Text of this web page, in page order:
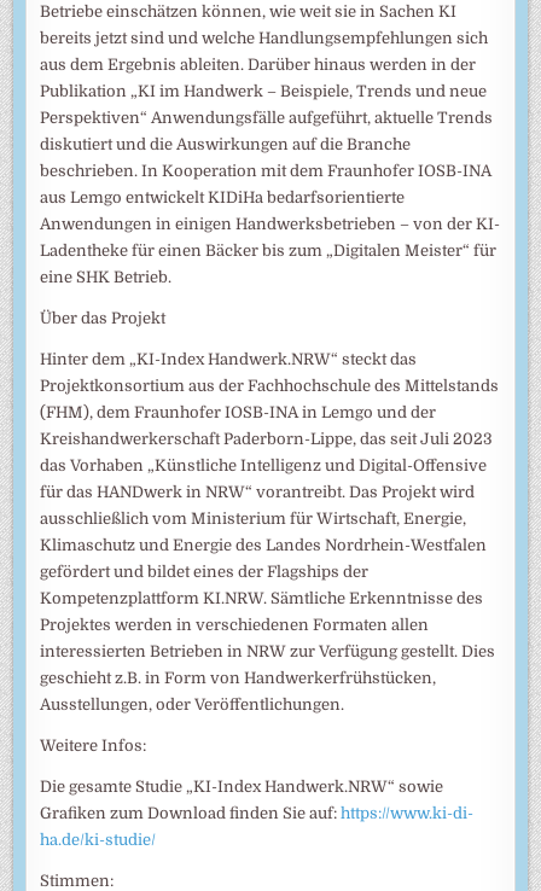
Betriebe einschätzen können, wie weit sie in Sachen KI
bereits jetzt sind und welche Handlungsempfehlungen sich
aus dem Ergebnis ableiten. Darüber hinaus werden in der
Publikation „KI im Handwerk – Beispiele, Trends und neue
Perspektiven“ Anwendungsfälle aufgeführt, aktuelle Trends
diskutiert und die Auswirkungen auf die Branche
beschrieben. In Kooperation mit dem Fraunhofer IOSB-INA
aus Lemgo entwickelt KIDiHa bedarfsorientierte
Anwendungen in einigen Handwerksbetrieben – von der KI-
Ladentheke für einen Bäcker bis zum „Digitalen Meister“ für
eine SHK Betrieb.
Über das Projekt
Hinter dem „KI-Index Handwerk.NRW“ steckt das
Projektkonsortium aus der Fachhochschule des Mittelstands
(FHM), dem Fraunhofer IOSB-INA in Lemgo und der
Kreishandwerkerschaft Paderborn-Lippe, das seit Juli 2023
das Vorhaben „Künstliche Intelligenz und Digital-Offensive
für das HANDwerk in NRW“ vorantreibt. Das Projekt wird
ausschließlich vom Ministerium für Wirtschaft, Energie,
Klimaschutz und Energie des Landes Nordrhein-Westfalen
gefördert und bildet eines der Flagships der
Kompetenzplattform KI.NRW. Sämtliche Erkenntnisse des
Projektes werden in verschiedenen Formaten allen
interessierten Betrieben in NRW zur Verfügung gestellt. Dies
geschieht z.B. in Form von Handwerkerfrühstücken,
Ausstellungen, oder Veröffentlichungen.
Weitere Infos:
Die gesamte Studie „KI-Index Handwerk.NRW“ sowie
Grafiken zum Download finden Sie auf:https://www.ki-di-
ha.de/ki-studie/
Stimmen: